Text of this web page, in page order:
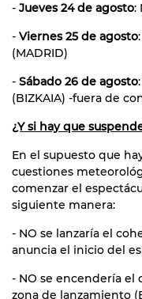
- Jueves 24 de agosto:
- Viernes 25 de agosto
(MADRID)
- Sábado 26 de agosto
(BIZKAIA) -fuera de
¿Y si hay que
En el supuesto que
cuestiones
comenzar el
siguiente manera:
- NO se lanzaría el
anuncia el inicio del
- NO se encendería el
zona de lanzamiento